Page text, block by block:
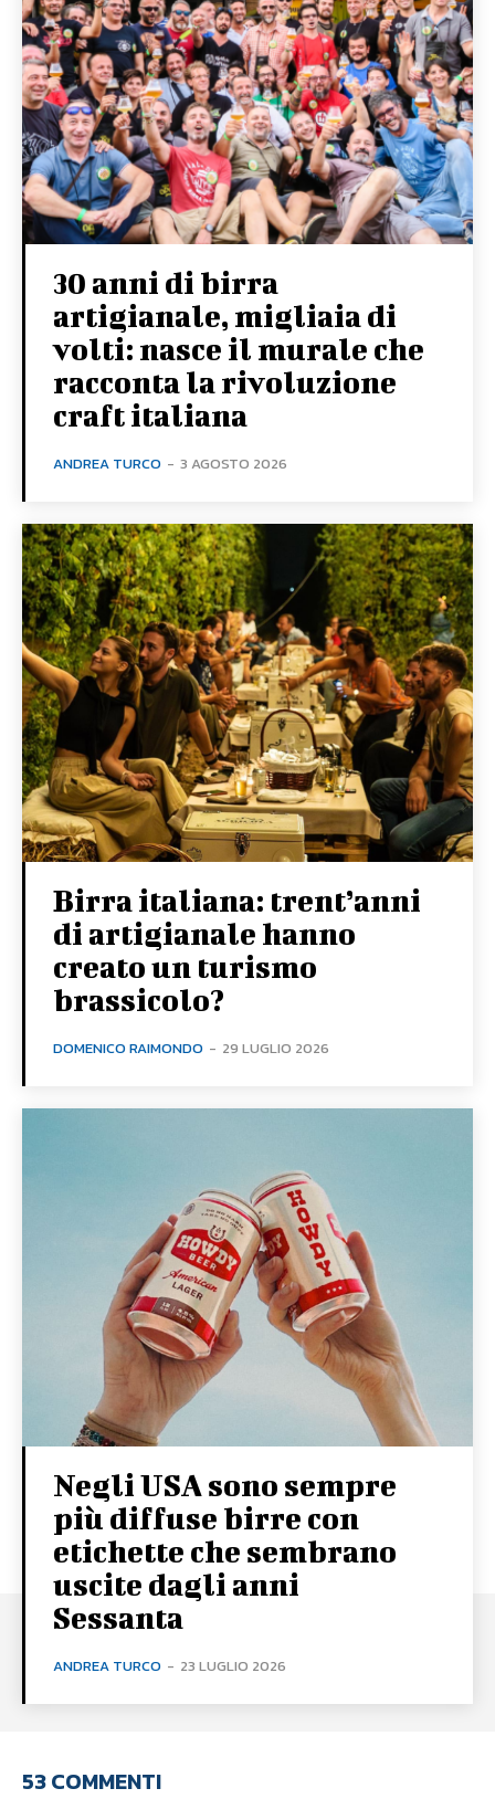
30 anni di birra
artigianale, migliaia di
volti: nasce il murale che
racconta la rivoluzione
craft italiana
ANDREA TURCO - 3 AGOSTO 2026
Birra italiana: trent’anni
di artigianale hanno
creato un turismo
brassicolo?
DOMENICO RAIMONDO - 29 LUGLIO 2026
Negli USA sono sempre
più diffuse birre con
etichette che sembrano
uscite dagli anni
Sessanta
ANDREA TURCO - 23 LUGLIO 2026
53 COMMENTI